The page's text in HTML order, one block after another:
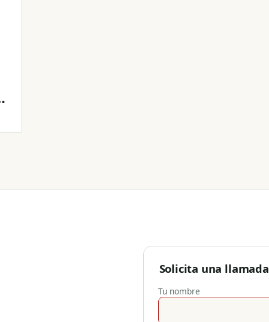
Solicita una llamada
Tu nombre